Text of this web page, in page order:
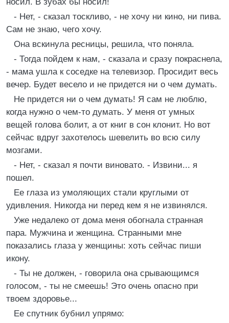
- Нет, - сказал тоскливо, - не хочу ни кино, ни пива.
Сам не знаю, чего хочу.
Она вскинула ресницы, решила, что поняла.
- Тогда пойдем к нам, - сказала и сразу покраснела,
- мама ушла к соседке на телевизор. Просидит весь
вечер. Будет весело и не придется ни о чем думать.
Не придется ни о чем думать! Я сам не люблю,
когда нужно о чем-то думать. У меня от умных
вещей голова болит, а от книг в сон клонит. Но вот
сейчас вдруг захотелось шевелить во всю силу
мозгами.
- Нет, - сказал я почти виновато. - Извини... я
пошел.
Ее глаза из умоляющих стали круглыми от
удивления. Никогда ни перед кем я не извинялся.
Уже недалеко от дома меня обогнала странная
пара. Мужчина и женщина. Странными мне
показались глаза у женщины: хоть сейчас пиши
икону.
- Ты не должен, - говорила она срывающимся
голосом, - ты не смеешь! Это очень опасно при
твоем здоровье...
Ее спутник бубнил упрямо: